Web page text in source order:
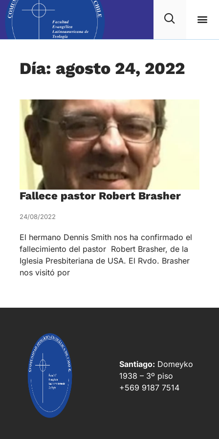
Día: agosto 24, 2022
Fallece pastor Robert Brasher
24/08/2022
El hermano Dennis Smith nos ha confirmado el
fallecimiento del pastor Robert Brasher, de la
Iglesia Presbiteriana de USA. El Rvdo. Brasher
nos visitó por
Santiago: Domeyko
1938 – 3º piso
+569 9187 7514